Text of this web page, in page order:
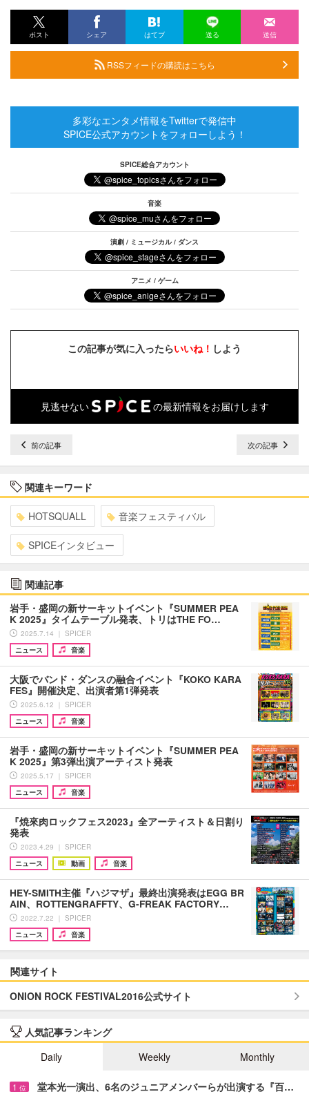
ポスト シェア はてブ 送る 送信
RSSフィードの購読はこちら
多彩なエンタメ情報をTwitterで発信中
SPICE公式アカウントをフォローしよう！
SPICE総合アカウント
音楽
演劇 / ミュージカル / ダンス
アニメ / ゲーム
この記事が気に入ったらいいね！ しよう
見逃せない の最新情報をお届けします
前の記事 次の記事
関連キーワード
HOTSQUALL 音楽フェスティバル
SPICEインタビュー
関連記事
岩手・盛岡の新サーキットイベント『SUMMER PEA
K 2025』タイムテーブル発表、トリはTHE FO…
2025.7.14 ｜ SPICER
ニュース
音楽
大阪でバンド・ダンスの融合イベント『KOKO KARA
FES』開催決定、出演者第1弾発表
2025.6.12 ｜ SPICER
ニュース
音楽
岩手・盛岡の新サーキットイベント『SUMMER PEA
K 2025』第3弾出演アーティスト発表
2025.5.17 ｜ SPICER
ニュース
音楽
『焼來肉ロックフェス2023』全アーティスト＆日割り
発表
2023.4.29 ｜ SPICER
ニュース
動画 音楽
HEY-SMITH主催『ハジマザ』最終出演発表はEGG BR
AIN、ROTTENGRAFFTY、G-FREAK FACTORY…
2022.7.22 ｜ SPICER
ニュース
音楽
関連サイト
ONION ROCK FESTIVAL2016公式サイト
人気記事ランキング
Daily
Weekly Monthly
1 位 堂本光一演出、6名のジュニアメンバーらが出演する『百…